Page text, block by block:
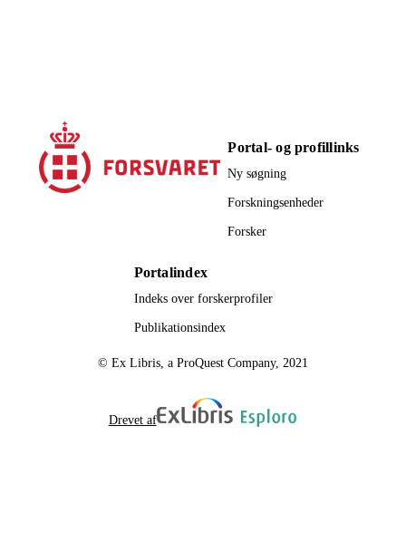
Portal- og profillinks
Ny søgning
Forskningsenheder
Forsker
Portalindex
Indeks over forskerprofiler
Publikationsindex
© Ex Libris, a ProQuest Company, 2021
Drevet af